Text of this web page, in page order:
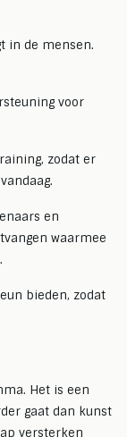
in de mensen.
voor
zodat er
en
waarmee
bieden, zodat
Het is een
gaat dan kunst
versterken